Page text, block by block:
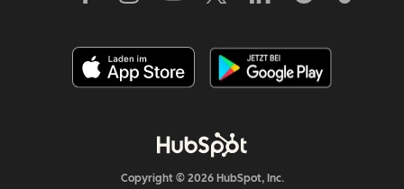
Copyright © 2026 HubSpot, Inc.